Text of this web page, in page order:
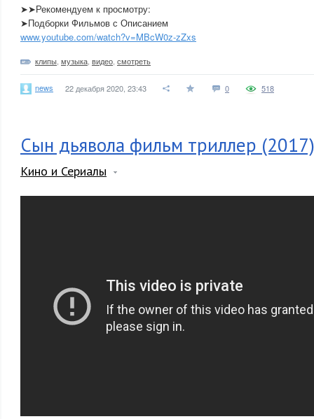
➤➤Рекомендуем к просмотру:
➤Подборки Фильмов с Описанием
www.youtube.com/watch?v=MBcW0z-zZxs
клипы музыка видео смотреть
news 22 декабря 2020, 23:43 0 518
Сын дьявола фильм триллер (2017)
Кино и Сериалы